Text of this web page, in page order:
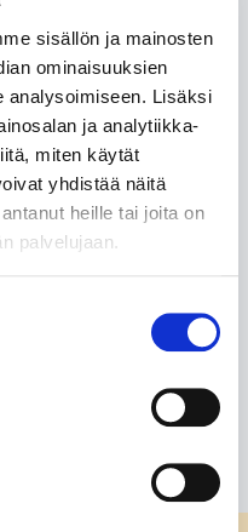
sisällön ja mainosten
ominaisuuksien
analysoimiseen. Lisäksi
ja analytiikka-
miten käytät
yhdistää näitä
heille tai joita on
palvelujaan.